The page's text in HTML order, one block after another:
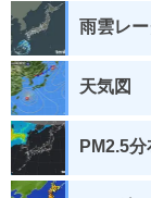
雨雲レ
天気図
PM2.5分